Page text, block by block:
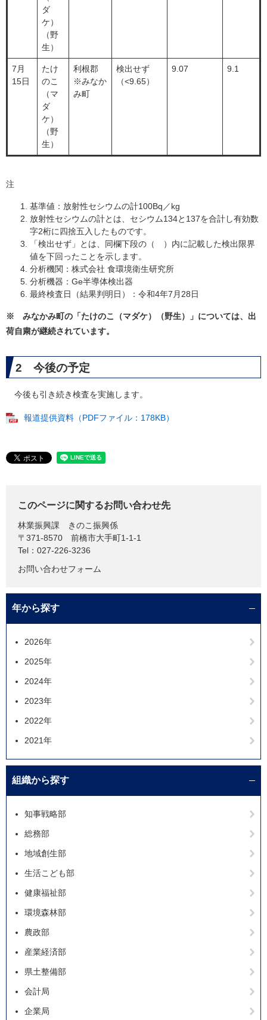
ダ
ケ）
（野
生）
7月
15日
たけ
のこ
（マ
ダ
ケ）
（野
生）
利根郡
※みなか
み町
検出せず
（<9.65）
9.07 9.1
注
基準値：放射性セシウムの計100Bq／kg
放射性セシウムの計とは、セシウム134と137を合計し有効数
字2桁に四捨五入したものです。
「検出せず」とは、同欄下段の（ ）内に記載した検出限界
値を下回ったことを示します。
分析機関：株式会社 食環境衛生研究所
分析機器：Ge半導体検出器
最終検査日（結果判明日）：令和4年7月28日
※ みなかみ町の「たけのこ（マダケ）（野生）」については、出
荷自粛が継続されています。
2 今後の予定
今後も引き続き検査を実施します。
報道提供資料（PDFファイル：178KB）
このページに関するお問い合わせ先
林業振興課
きのこ振興係
〒371-8570
前橋市大手町1-1-1
Tel：027-226-3236
お問い合わせフォーム
年から探す
2026年
2025年
2024年
2023年
2022年
2021年
組織から探す
知事戦略部
総務部
地域創生部
生活こども部
健康福祉部
環境森林部
農政部
産業経済部
県土整備部
会計局
企業局